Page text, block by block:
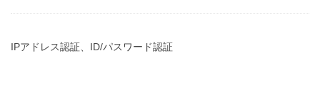
IPアドレス認証、ID/パスワード認証